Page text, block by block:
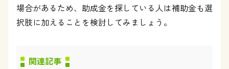
場合があるため、助成金を探している人は補助金も選
択肢に加えることを検討してみましょう。
関連記事